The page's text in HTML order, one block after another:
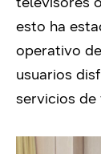
esto ha
operativo
usuarios
servicios